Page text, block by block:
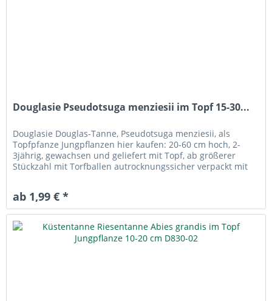
Douglasie Pseudotsuga menziesii im Topf 15-30...
Douglasie Douglas-Tanne, Pseudotsuga menziesii, als
Topfpfanze Jungpflanzen hier kaufen: 20-60 cm hoch, 2-
3jährig, gewachsen und geliefert mit Topf, ab größerer
Stückzahl mit Torfballen autrocknungssicher verpackt mit
ab 1,99 € *